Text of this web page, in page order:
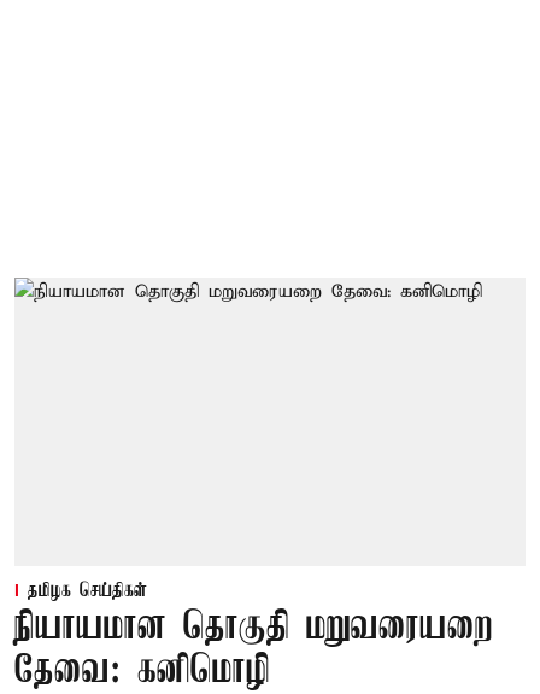
தமிழக செய்திகள்
நியாயமான தொகுதி மறுவரையறை
தேவை: கனிமொழி